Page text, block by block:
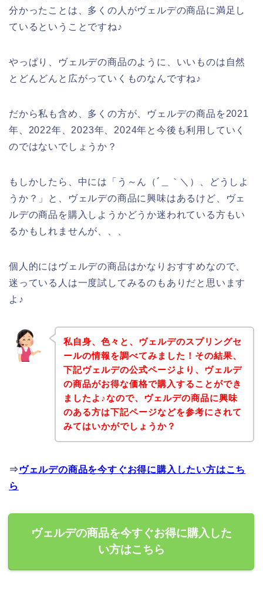
分かったことは、多くの人がヴェルデの商品に満足し
ているということですね♪
やっぱり、ヴェルデの商品のように、いいものは自然
とどんどんと広がっていくものなんですね♪
だから私も含め、多くの方が、ヴェルデの商品を2021
年、2022年、2023年、2024年と今後も利用していく
のではないでしょうか？
もしかしたら、中には「う～ん（´＿｀＼）、どうしよ
うか？」と、ヴェルデの商品に興味はあるけど、ヴェ
ルデの商品を購入しようかどうか迷われている方もい
るかもしれませんが、、、
個人的にはヴェルデの商品はかなりおすすめなので、
迷っている人は一度試してみるのもありだと思います
よ♪
私自身、色々と、ヴェルデのスプリングセ
ールの情報を調べてみました！その結果、
下記ヴェルデの公式ページより、ヴェルデ
の商品がお得な価格で購入することができ
ましたよ♪なので、ヴェルデの商品に興味
のある方は下記ページなどを参考にされて
みてはいかがでしょうか？
⇒ ヴェルデの商品を今すぐお得に購入したい方はこち
ら
ヴェルデの商品を今すぐお得に購入した
い方はこちら